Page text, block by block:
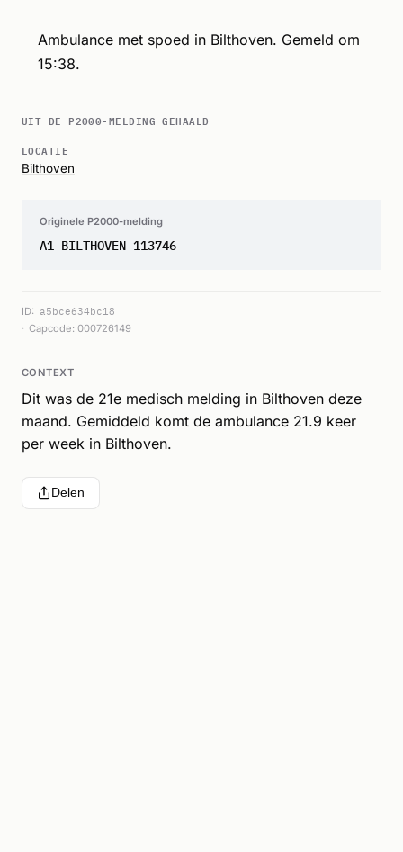
Ambulance met spoed in Bilthoven. Gemeld om
15:38.
UIT DE P2000-MELDING GEHAALD
LOCATIE
Bilthoven
Originele P2000-melding
A1 BILTHOVEN 113746
ID: a5bce634bc18
Capcode: 000726149
CONTEXT
Dit was de 21e medisch melding in Bilthoven deze
maand. Gemiddeld komt de ambulance 21.9 keer
per week in Bilthoven.
Delen